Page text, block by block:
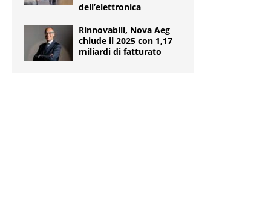
dell’elettronica
Rinnovabili, Nova Aeg
chiude il 2025 con 1,17
miliardi di fatturato